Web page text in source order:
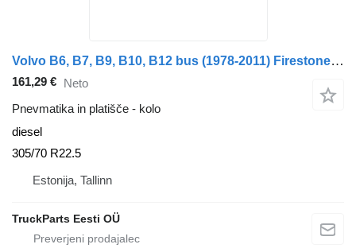
Volvo B6, B7, B9, B10, B12 bus (1978-2011) Firestone B12B (01.97-12.11)
161,29 € Neto
Pnevmatika in platišče - kolo
diesel
305/70 R22.5
Estonija, Tallinn
TruckParts Eesti OÜ